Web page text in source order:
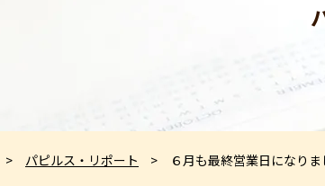
パピルス・リポート ６月も最終営業日になりま